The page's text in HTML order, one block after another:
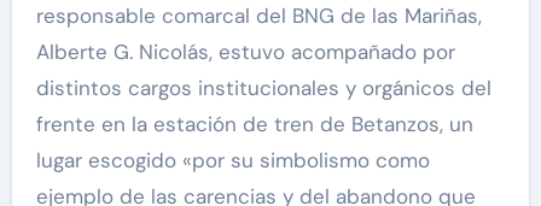
responsable comarcal del BNG de las Mariñas,
Alberte G. Nicolás, estuvo acompañado por
distintos cargos institucionales y orgánicos del
frente en la estación de tren de Betanzos, un
lugar escogido «por su simbolismo como
ejemplo de las carencias y del abandono que